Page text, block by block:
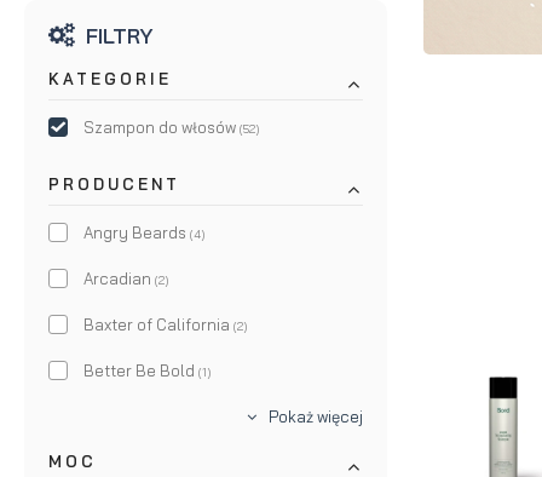
FILTRY
KATEGORIE
Szampon do włosów (52)
PRODUCENT
Angry Beards (4)
Arcadian (2)
Baxter of California (2)
Better Be Bold (1)
By Vilain
Pokaż więcej
MOC